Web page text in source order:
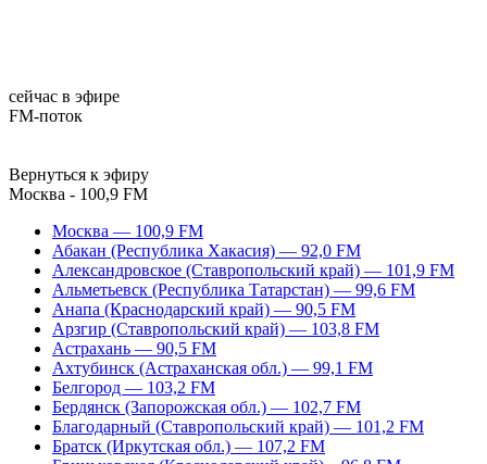
сейчас в эфире
FM-поток
Вернуться к эфиру
Москва - 100,9 FM
Москва — 100,9 FM
Абакан (Республика Хакасия) — 92,0 FM
Александровское (Ставропольский край) — 101,9 FM
Альметьевск (Республика Татарстан) — 99,6 FM
Анапа (Краснодарский край) — 90,5 FM
Арзгир (Ставропольский край) — 103,8 FM
Астрахань — 90,5 FM
Ахтубинск (Астраханская обл.) — 99,1 FM
Белгород — 103,2 FM
Бердянск (Запорожская обл.) — 102,7 FM
Благодарный (Ставропольский край) — 101,2 FM
Братск (Иркутская обл.) — 107,2 FM